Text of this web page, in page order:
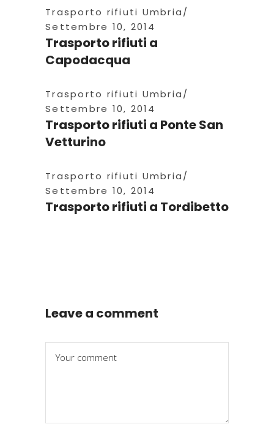
Trasporto rifiuti Umbria
Settembre 10, 2014
Trasporto rifiuti a
Capodacqua
Trasporto rifiuti Umbria
Settembre 10, 2014
Trasporto rifiuti a Ponte San
Vetturino
Trasporto rifiuti Umbria
Settembre 10, 2014
Trasporto rifiuti a Tordibetto
Leave a comment